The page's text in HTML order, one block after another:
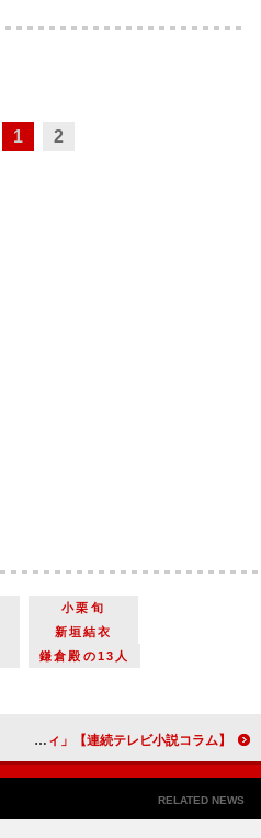
1 2
小栗旬
新垣結衣
鎌倉殿の13人
【連続テレビ小説コラム】「カムカムエヴリバディ」最終週 「３世代の物語」が浮き彫りにした平和の尊さ
RELATED NEWS